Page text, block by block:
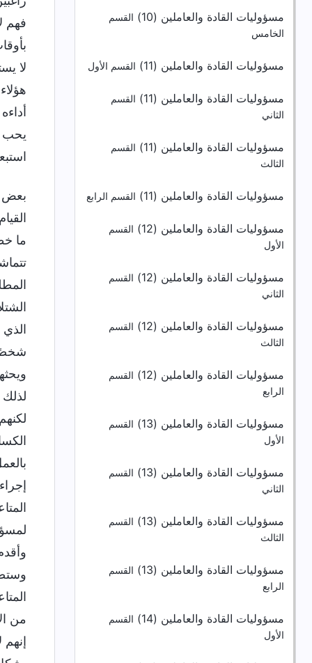
مسؤوليات القادة والعاملين (10)
القسم
الخامس
مسؤوليات القادة والعاملين (11) القسم الأول
مسؤوليات القادة والعاملين (11)
القسم
الثاني
مسؤوليات القادة والعاملين (11)
القسم
الثالث
مسؤوليات القادة والعاملين (11) القسم الرابع
مسؤوليات القادة والعاملين (12)
القسم
الأول
مسؤوليات القادة والعاملين (12)
القسم
الثاني
مسؤوليات القادة والعاملين (12)
القسم
الثالث
مسؤوليات القادة والعاملين (12)
القسم
الرابع
مسؤوليات القادة والعاملين (13)
القسم
الأول
مسؤوليات القادة والعاملين (13)
القسم
الثاني
مسؤوليات القادة والعاملين (13)
القسم
الثالث
مسؤوليات القادة والعاملين (13)
القسم
الرابع
مسؤوليات القادة والعاملين (14)
القسم
الأول
فهم
لا
يحب
بعض
ما
من